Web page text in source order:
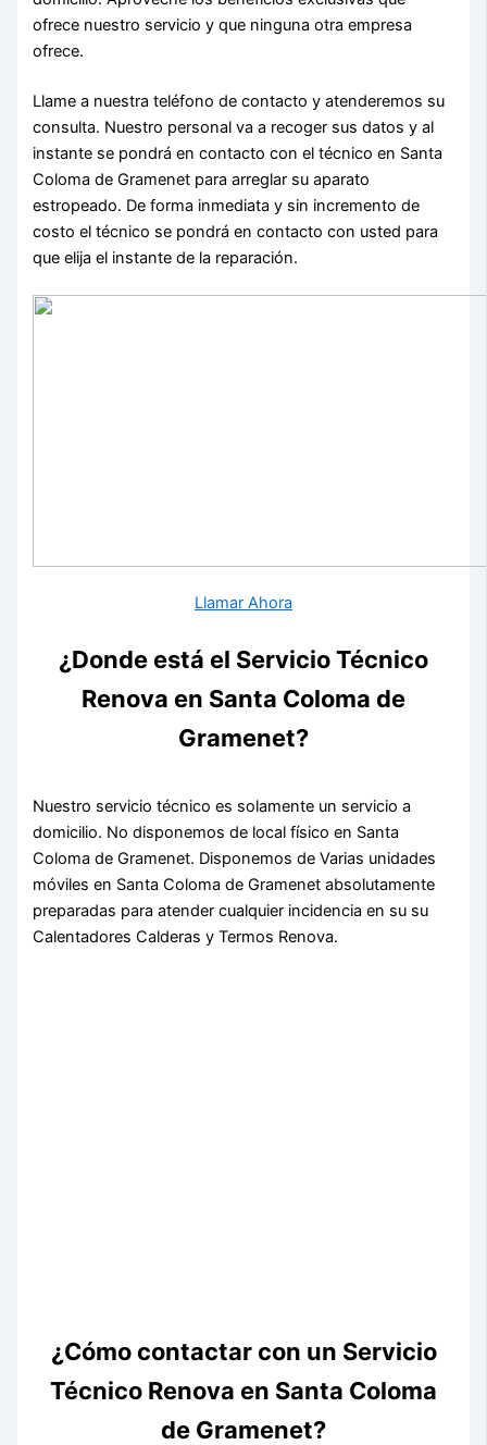
ofrece nuestro servicio y que ninguna otra empresa
ofrece.
Llame a nuestra teléfono de contacto y atenderemos su
consulta. Nuestro personal va a recoger sus datos y al
instante se pondrá en contacto con el técnico en Santa
Coloma de Gramenet para arreglar su aparato
estropeado. De forma inmediata y sin incremento de
costo el técnico se pondrá en contacto con usted para
que elija el instante de la reparación.
Llamar Ahora
¿Donde está el Servicio Técnico
Renova en Santa Coloma de
Gramenet?
Nuestro servicio técnico es solamente un servicio a
domicilio. No disponemos de local físico en Santa
Coloma de Gramenet. Disponemos de Varias unidades
móviles en Santa Coloma de Gramenet absolutamente
preparadas para atender cualquier incidencia en su su
Calentadores Calderas y Termos Renova.
¿Cómo contactar con un Servicio
Técnico Renova en Santa Coloma
de Gramenet?